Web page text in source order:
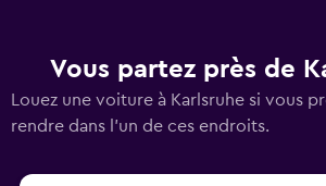
Vous partez près de
Louez une voiture à Karlsruhe si vous
rendre dans l'un de ces endroits.